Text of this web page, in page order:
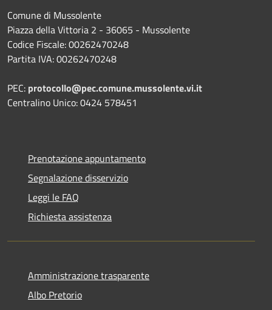
Comune di Mussolente
Piazza della Vittoria 2 - 36065 - Mussolente
Codice Fiscale: 00262470248
Partita IVA: 00262470248
PEC: protocollo@pec.comune.mussolente.vi.it
Centralino Unico: 0424 578451
Prenotazione appuntamento
Segnalazione disservizio
Leggi le FAQ
Richiesta assistenza
Amministrazione trasparente
Albo Pretorio